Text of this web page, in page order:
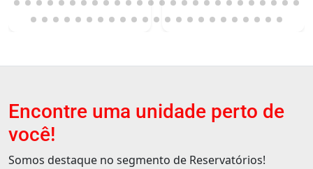
Encontre uma unidade perto de
você!
Somos destaque no segmento de Reservatórios!